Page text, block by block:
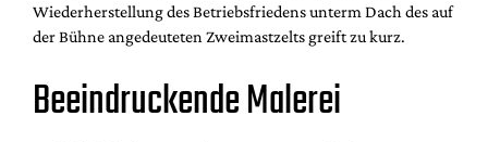
Wiederherstellung des Betriebsfriedens unterm Dach des auf
der Bühne angedeuteten Zweimastzelts greift zu kurz.
Beeindruckende Malerei